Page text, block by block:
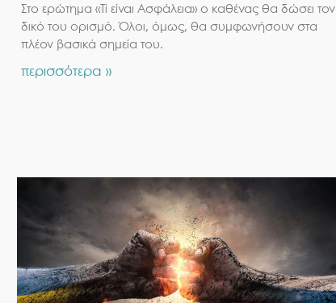
Στο ερώτημα «Τί είναι Ασφάλεια» ο καθένας θα δώσει τον
δικό του ορισμό. Όλοι, όμως, θα συμφωνήσουν στα
πλέον βασικά σημεία του.
περισσότερα »